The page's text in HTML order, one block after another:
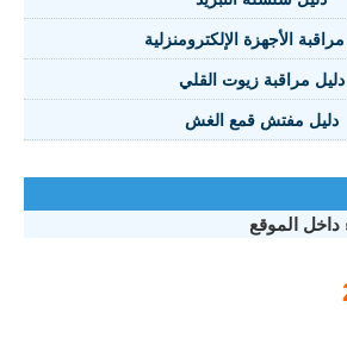
الأجهزة الإلكترومنزلية
دليل مراقبة زيوت القلي
دليل مفتش قمع الغش